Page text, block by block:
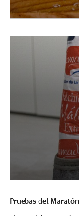
Pruebas del Maratón